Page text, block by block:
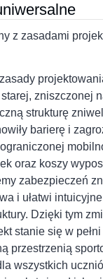
z zasadami
zniszczonej
strukturę
barierę i
oraz koszy
zabezpieczeń
i ułatwi
Dzięki tym
stanie się w
przestrzenią
wszystkich